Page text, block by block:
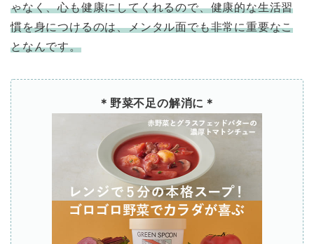
ゃなく、心も健康にしてくれるので、健康的な生活習
慣を身につけるのは、メンタル面でも非常に重要なこ
となんです。
＊野菜不足の解消に＊